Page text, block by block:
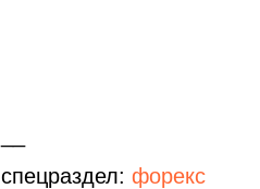
спецраздел: форекс